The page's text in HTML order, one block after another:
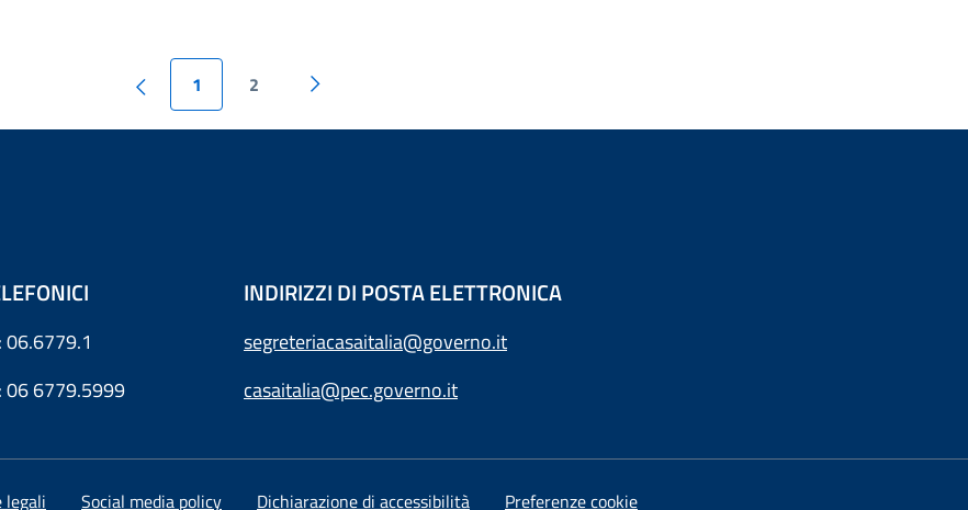
1 2
06.6779.1
06 6779.5999
INDIRIZZI DI POSTA ELETTRONICA
segreteriacasaitalia@governo.it
casaitalia@pec.governo.it
legali Social media policy Dichiarazione di accessibilità Preferenze cookie